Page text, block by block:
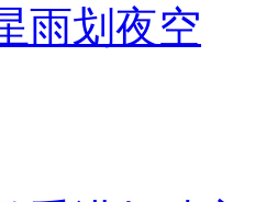
雨划夜空